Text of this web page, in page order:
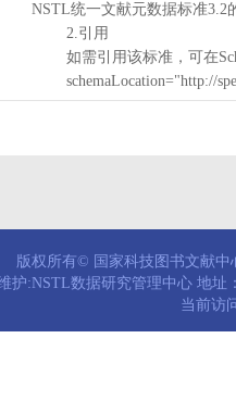
NSTL统一文献元数据标准3.2
2.引用
如需引用该标准，可在
schemaLocation="http://
版权所有© 国家科技图书文献中
护:NSTL数据研究管理中心 地址
当前访